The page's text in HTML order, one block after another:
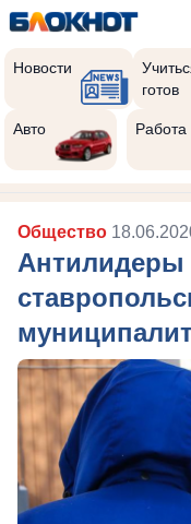
Новости
готов
Авто Работа
Общество
Антилидеры